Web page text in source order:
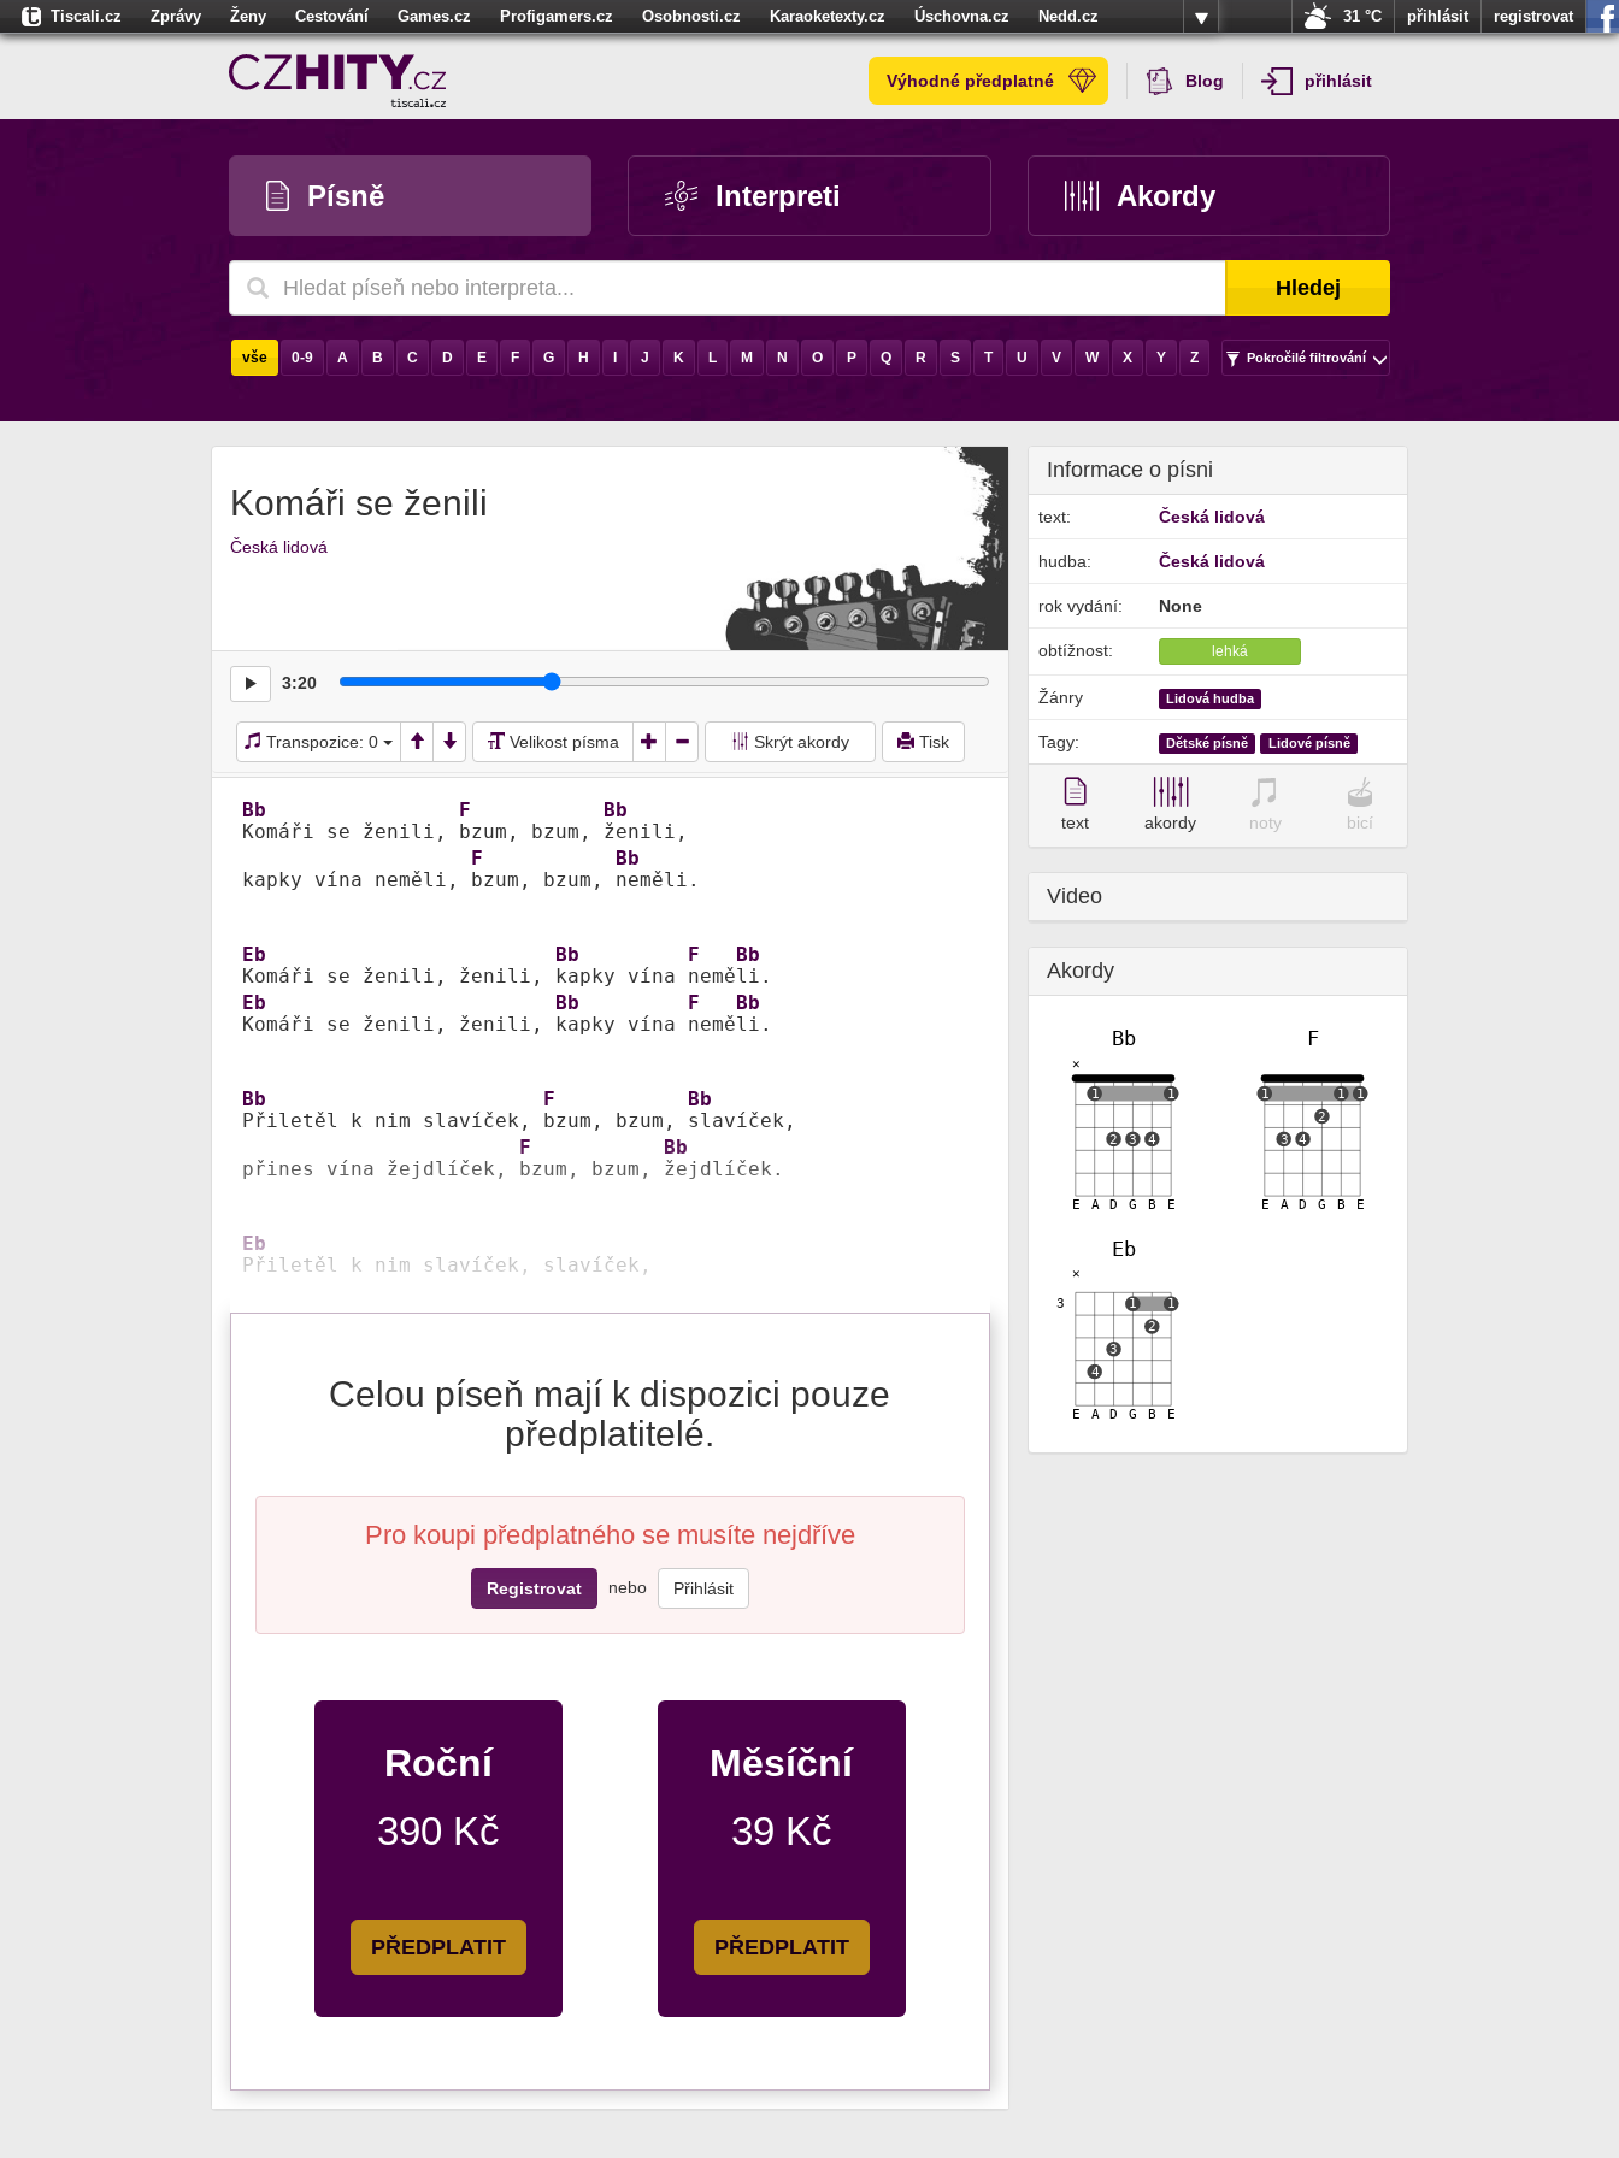
Tiscali.cz Zprávy Ženy Cestování Games.cz Profigamers.cz Osobnosti.cz Karaoketexty.cz Úschovna.cz
Nedd.cz
Sport Dokina.cz CZhity.cz
31 °C přihlásit registrovat
Výhodné předplatné Blog přihlásit
Písně Interpreti Akordy
Hledej
vše 0-9 A B C D E F G H J K L M N O P Q R S T U V W X Y Z Pokročilé filtrování
Komáři se ženili
Česká lidová
3:20
Transpozice: 0 Velikost písma Skrýt akordy Tisk
Bb
Komáři se ženili,
F
bzum, bzum,
Bb
ženili,
kapky vína neměli,
F
bzum, bzum,
Bb
neměli.
Eb
Komáři se ženili, ženili,
Bb
kapky vína
F
nemě
Bb
Eb
Komáři se ženili, ženili,
Bb
kapky vína
F
nemě
Bb
li.
Bb
Přiletěl k nim slavíček,
F
bzum, bzum,
Bb
slavíček,
přines vína žejdlíček,
F
bzum, bzum,
Bb
žejdlíček.
Eb
Přiletěl k nim slavíček, slavíček,
Celou píseň mají k dispozici pouze
předplatitelé.
Pro koupi předplatného se musíte nejdříve
Registrovat nebo Přihlásit
Roční
390 Kč
PŘEDPLATIT
Měsíční
39 Kč
PŘEDPLATIT
Informace o písni
text: Česká lidová
hudba: Česká lidová
rok vydání: None
obtížnost: lehká
Žánry Lidová hudba
Tagy: Dětské písně Lidové písně
text akordy noty bicí
Video
Akordy
Bb
E A D G B E
✕
1
2 3 4
1
F
E A D G B E
1
3 4
2
1 1
Eb
3
E A D G B E
✕
4
3
1
2
1